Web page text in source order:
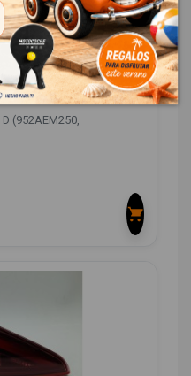
INTERIOR
(952AEM250,